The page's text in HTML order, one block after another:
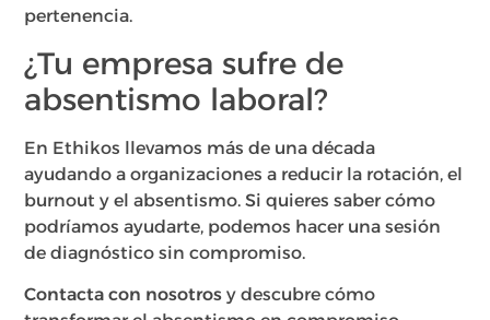
pertenencia.
¿Tu empresa sufre de
absentismo laboral?
En Ethikos llevamos más de una década
ayudando a organizaciones a reducir la rotación, el
burnout y el absentismo. Si quieres saber cómo
podríamos ayudarte, podemos hacer una sesión
de diagnóstico sin compromiso.
Contacta con nosotros y descubre cómo